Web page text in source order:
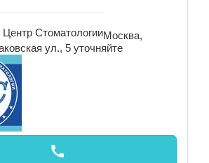
Центр СтоматологииМосква,
ул., 5 уточняйте
call